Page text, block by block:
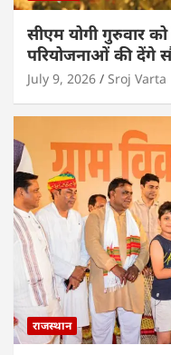
सीएम योगी गुरुवार को
परियोजनाओं की देंगे
July 9, 2026 Sroj Varta
राजस्थान